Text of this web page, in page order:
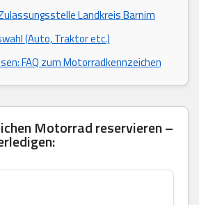
Landkreis Barnim
(Auto, Traktor etc.)
FAQ zum Motorradkennzeichen
Motorrad reservieren –